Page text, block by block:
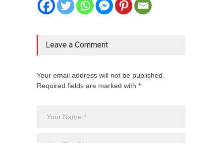
Leave a Comment
Your email address will not be published.
Required fields are marked with *